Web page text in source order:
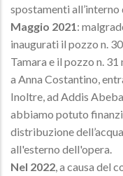
spostamenti all’interno
Maggio 2021 :
inaugurati il pozzo n.
Tamara e il pozzo n.
a Anna Costantino,
Inoltre, ad Addis
abbiamo potuto
distribuzione
all'esterno dell'opera.
Nel 2022 , a causa del